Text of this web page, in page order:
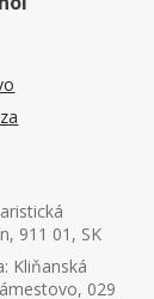
911 01, SK
Kliňanská
029